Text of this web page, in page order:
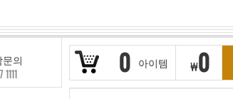
0 아이템 ₩0
의